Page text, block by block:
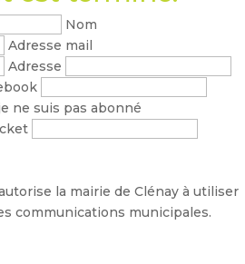
Nom
Adresse mail
Adresse
ne suis pas abonné
la mairie de Clénay à utiliser
communications municipales.